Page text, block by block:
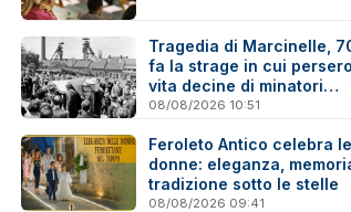
Tragedia di Marcinelle,
fa la strage in cui
vita decine di minatori
calabresi
08/08/2026 10:51
Feroleto Antico celebra
donne: eleganza,
tradizione sotto le stelle
08/08/2026 09:41